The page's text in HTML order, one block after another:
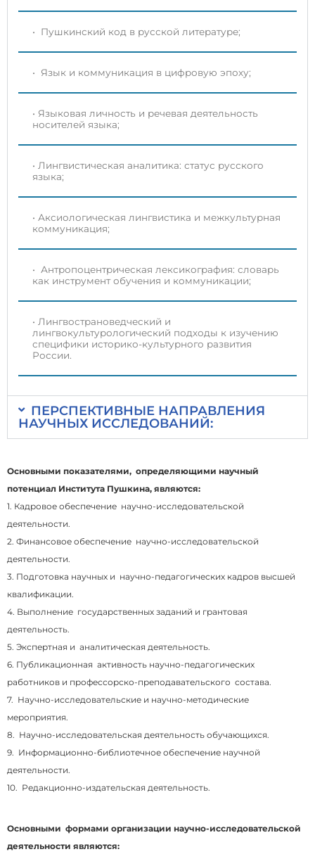
• Пушкинский код в русской литературе;
• Язык и коммуникация в цифровую эпоху;
• Языковая личность и речевая деятельность
носителей языка;
• Лингвистическая аналитика: статус русского
языка;
• Аксиологическая лингвистика и межкультурная
коммуникация;
• Антропоцентрическая лексикография: словарь
как инструмент обучения и коммуникации;
• Лингвострановедческий и
лингвокультурологический подходы к изучению
специфики историко-культурного развития
России.
ПЕРСПЕКТИВНЫЕ НАПРАВЛЕНИЯ
НАУЧНЫХ ИССЛЕДОВАНИЙ:
Основными показателями, определяющими научный
потенциал Института Пушкина, являются:
1. Кадровое обеспечение научно-исследовательской
деятельности.
2. Финансовое обеспечение научно-исследовательской
деятельности.
3. Подготовка научных и научно-педагогических кадров высшей
квалификации.
4. Выполнение государственных заданий и грантовая
деятельность.
5. Экспертная и аналитическая деятельность.
6. Публикационная активность научно-педагогических
работников и профессорско-преподавательского состава.
7. Научно-исследовательские и научно-методические
мероприятия.
8. Научно-исследовательская деятельность обучающихся.
9. Информационно-библиотечное обеспечение научной
деятельности.
10. Редакционно-издательская деятельность.
Основными формами организации научно-исследовательской
деятельности являются: